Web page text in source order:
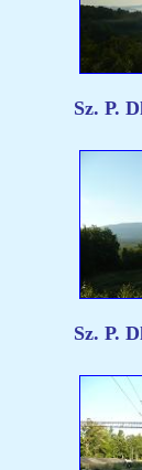
Sz. P.
Sz. P.